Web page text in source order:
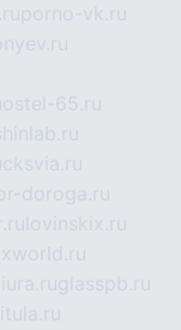
porno-vk.ru
hostel-65.ru
doroga.ru
lovinskix.ru
liura.ruglasspb.ru